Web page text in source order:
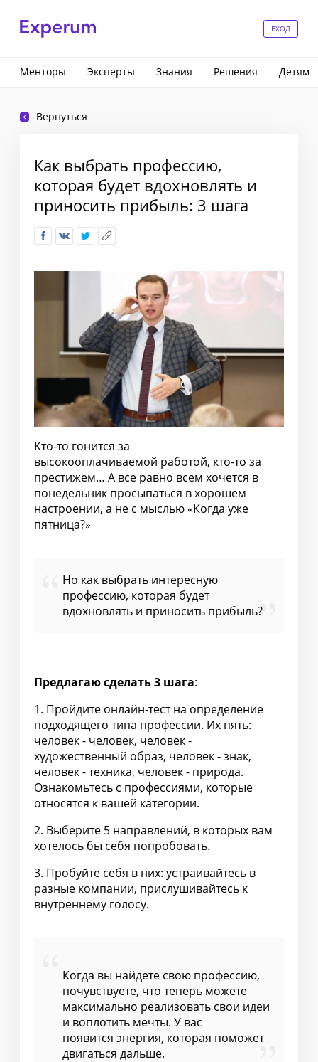
ВХОД
Менторы Эксперты Знания Решения Детям
Вернуться
Как выбрать профессию,
которая будет вдохновлять и
приносить прибыль: 3 шага
Кто-то гонится за
высокооплачиваемой работой, кто-то за
престижем… А все равно всем хочется в
понедельник просыпаться в хорошем
настроении, а не с мыслью «Когда уже
пятница?»
Но как выбрать интересную
профессию, которая будет
вдохновлять и приносить прибыль?
Предлагаю сделать 3 шага:
1. Пройдите онлайн-тест на определение
подходящего типа профессии. Их пять:
человек - человек, человек -
художественный образ, человек - знак,
человек - техника, человек - природа.
Ознакомьтесь с профессиями, которые
относятся к вашей категории.
2. Выберите 5 направлений, в которых вам
хотелось бы себя попробовать.
3. Пробуйте себя в них: устраивайтесь в
разные компании, прислушивайтесь к
внутреннему голосу.
Когда вы найдете свою профессию,
почувствуете, что теперь можете
максимально реализовать свои идеи
и воплотить мечты. У вас
появится энергия, которая поможет
двигаться дальше.